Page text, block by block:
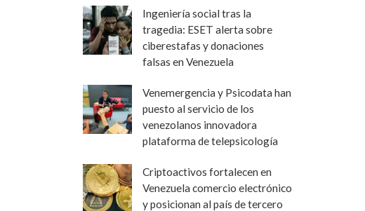
Ingeniería social tras la
tragedia: ESET alerta sobre
ciberestafas y donaciones
falsas en Venezuela
Venemergencia y Psicodata han
puesto al servicio de los
venezolanos innovadora
plataforma de telepsicología
Criptoactivos fortalecen en
Venezuela comercio electrónico
y posicionan al país de tercero